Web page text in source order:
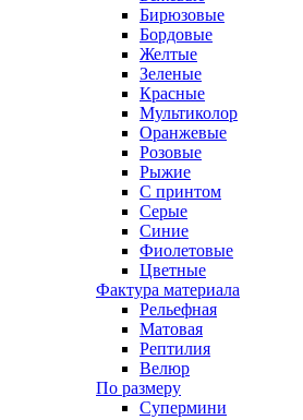
Бирюзовые
Бордовые
Желтые
Зеленые
Красные
Мультиколор
Оранжевые
Розовые
Рыжие
С принтом
Серые
Синие
Фиолетовые
Цветные
Фактура материала
Рельефная
Матовая
Рептилия
Велюр
По размеру
Супермини